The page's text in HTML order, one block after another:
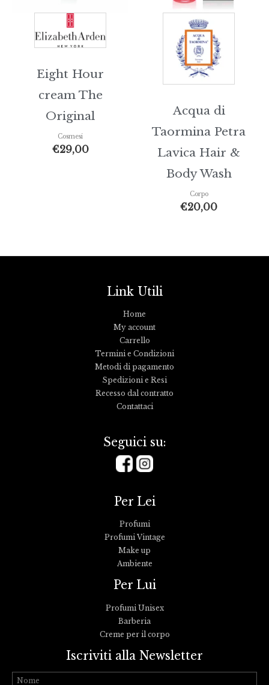
Eight Hour
cream The
Original
Cosmesi
€29,00
Acqua di
Taormina Petra
Lavica Hair &
Body Wash
Corpo
€20,00
Link Utili
Home
My account
Carrello
Termini e Condizioni
Metodi di pagamento
Spedizioni e Resi
Recesso dal contratto
Contattaci
Seguici su:
Per Lei
Profumi
Profumi Vintage
Make up
Ambiente
Per Lui
Profumi Unisex
Barberia
Creme per il corpo
Iscriviti alla Newsletter